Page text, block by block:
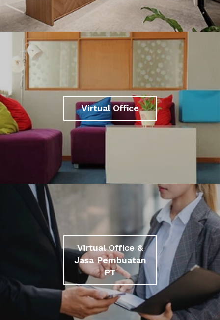
Virtual Office
Virtual Office &
Jasa Pembuatan
PT